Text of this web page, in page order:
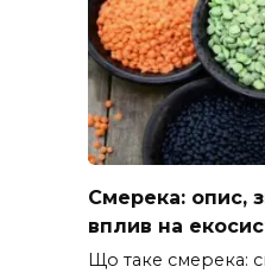
Смерека: опис,
вплив на
Що таке смерека: